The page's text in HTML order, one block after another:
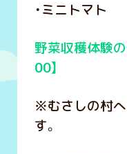
・ミニトマ
野菜収穫体験
00】
※むさしの村
す。